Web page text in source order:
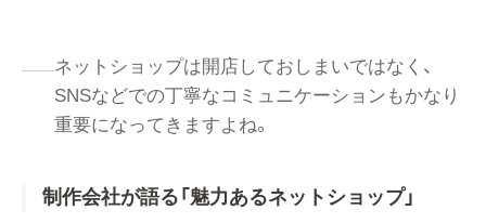
ネットショップは開店しておしまいではなく、
SNSなどでの丁寧なコミュニケーションもかなり
重要になってきますよね。
制作会社が語る「魅力あるネットショップ」